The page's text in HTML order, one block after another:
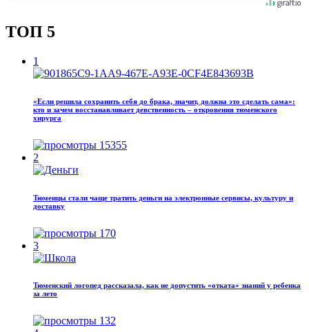
ТОП 5
1
«Если решила сохранить себя до брака, значит, должна это сделать сама»:
кто и зачем восстанавливает девственность – откровения тюменского
хирурга
15355
2
Тюменцы стали чаще тратить деньги на электронные сервисы, культуру и
доставку
170
3
Тюменский логопед рассказала, как не допустить «отката» знаний у ребенка
за лето
132